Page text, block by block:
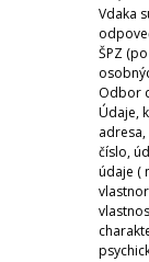
Vdaka
ŠPZ
Odbor
Údaje,
číslo,
údaje (